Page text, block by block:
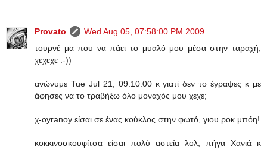
Provato
Wed Aug 05, 07:58:00 PM 2009
τουρνέ μα που να πάει το μυαλό μου μέσα στην ταραχή,
χεχεχε :-))
ανώνυμε Tue Jul 21, 09:10:00 κ γιατί δεν το έγραψες κ με
άφησες να το τραβήξω όλο μοναχός μου χεχε;
χ-oyranoy είσαι σε ένας κούκλος στην φωτό, γιου ροκ μπόη!
κοκκινοσκουφίτσα είσαι πολύ αστεία λολ, πήγα Χανιά κ